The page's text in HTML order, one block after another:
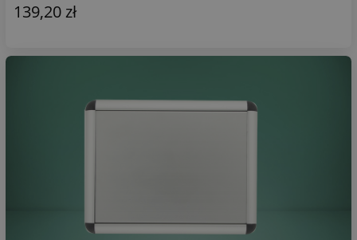
139,20 zł